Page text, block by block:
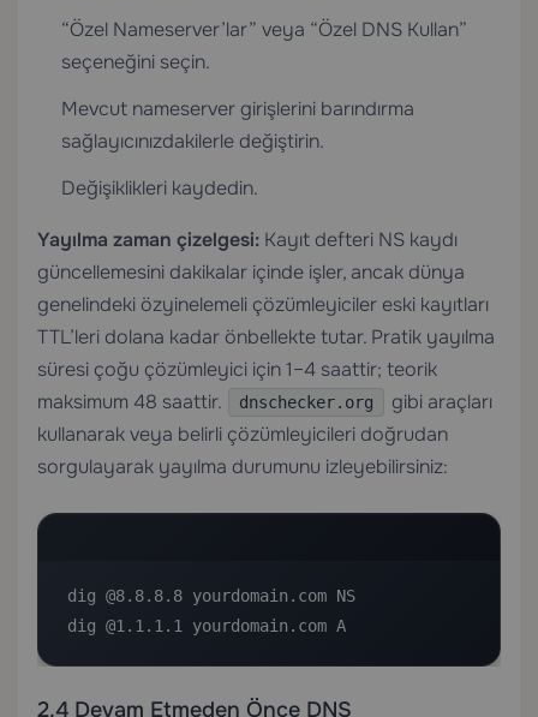
“Özel Nameserver’lar” veya “Özel DNS Kullan”
seçeneğini seçin.
Mevcut nameserver girişlerini barındırma
sağlayıcınızdakilerle değiştirin.
Değişiklikleri kaydedin.
Yayılma zaman çizelgesi: Kayıt defteri NS kaydı
güncellemesini dakikalar içinde işler, ancak dünya
genelindeki özyinelemeli çözümleyiciler eski kayıtları
TTL’leri dolana kadar önbellekte tutar. Pratik yayılma
süresi çoğu çözümleyici için 1–4 saattir; teorik
maksimum 48 saattir.
dnschecker.org
gibi araçları
kullanarak veya belirli çözümleyicileri doğrudan
sorgulayarak yayılma durumunu izleyebilirsiniz:
dig @8.8.8.8 yourdomain.com NS
dig @1.1.1.1 yourdomain.com A
2.4 Devam Etmeden Önce DNS